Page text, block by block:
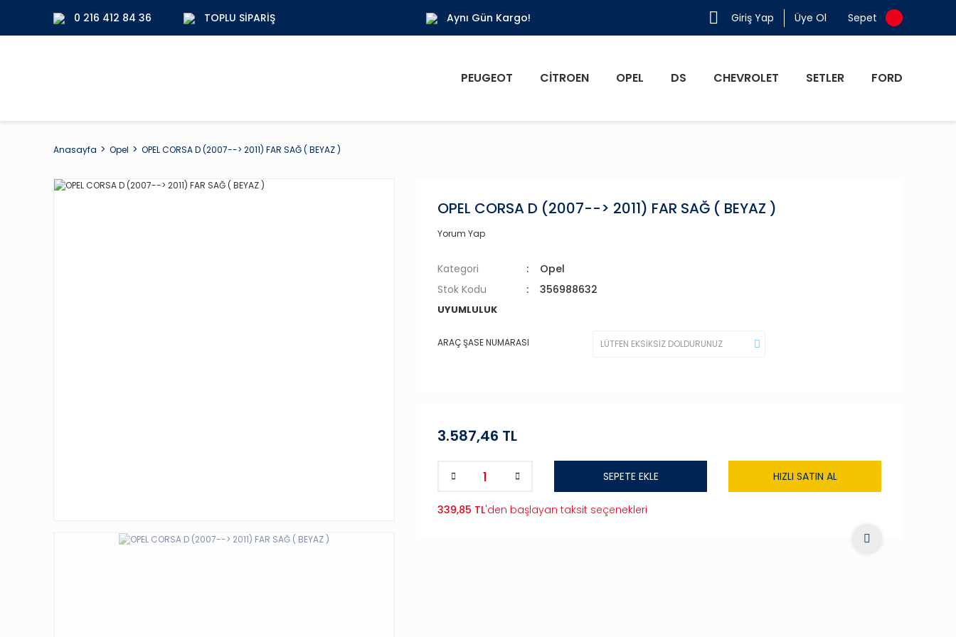
0 216 412 84 36 TOPLU SIPARIŞ Aynı Gün Kargo! Giriş Yap Üye Ol Sepet
PEUGEOT CITROEN OPEL DS CHEVROLET SETLER FORD
Anasayfa Opel OPEL CORSA D (2007--> 2011) FAR SAĞ ( BEYAZ )
OPEL CORSA D (2007--> 2011) FAR SAĞ ( BEYAZ )
Yorum Yap
Kategori
Opel
Stok Kodu
356988632
UYUMLULUK
ARAÇ ŞASE NUMARASI
3.587,46 TL
SEPETE EKLE HIZLI SATIN AL
339,85 TL'den başlayan taksit seçenekleri